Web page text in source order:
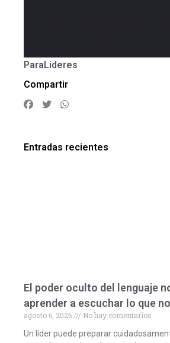
ParaLideres
Compartir
Entradas recientes
El poder oculto del lenguaje
aprender a escuchar lo que
agosto 6, 2026
No hay comentarios
Un líder puede preparar